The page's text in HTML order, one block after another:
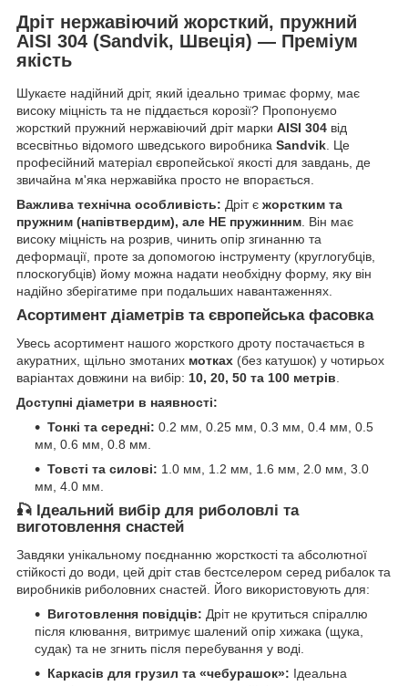
Дріт нержавіючий жорсткий, пружний
AISI 304 (Sandvik, Швеція) — Преміум
якість
Шукаєте надійний дріт, який ідеально тримає форму, має
високу міцність та не піддається корозії? Пропонуємо
жорсткий пружний нержавіючий дріт марки AISI 304 від
всесвітньо відомого шведського виробника Sandvik . Це
професійний матеріал європейської якості для завдань, де
звичайна м'яка нержавійка просто не впорається.
Важлива технічна особливість: Дріт є жорстким та
пружним (напівтвердим), але НЕ пружинним . Він має
високу міцність на розрив, чинить опір згинанню та
деформації, проте за допомогою інструменту (круглогубців,
плоскогубців) йому можна надати необхідну форму, яку він
надійно зберігатиме при подальших навантаженнях.
Асортимент діаметрів та європейська фасовка
Увесь асортимент нашого жорсткого дроту постачається в
акуратних, щільно змотаних мотках (без катушок) у чотирьох
варіантах довжини на вибір: 10, 20, 50 та 100 метрів
Доступні діаметри в наявності:
Тонкі та середні: 0.2 мм, 0.25 мм, 0.3 мм, 0.4 мм, 0.5
мм, 0.6 мм, 0.8 мм.
Товсті та силові: 1.0 мм, 1.2 мм, 1.6 мм, 2.0 мм, 3.0
мм, 4.0 мм.
🎣 Ідеальний вибір для риболовлі та
виготовлення снастей
Завдяки унікальному поєднанню жорсткості та абсолютної
стійкості до води, цей дріт став бестселером серед рибалок та
виробників риболовних снастей. Його використовують для:
Виготовлення повідців: Дріт не крутиться спіраллю
після клювання, витримує шалений опір хижака (щука,
судак) та не згнить після перебування у воді.
Каркасів для грузил та «чебурашок»: Ідеальна